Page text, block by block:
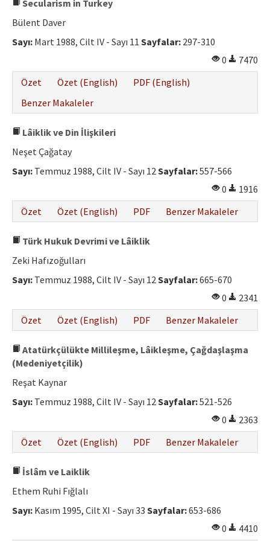
Secularism in Turkey
Bülent Daver
Sayı: Mart 1988, Cilt IV - Sayı 11 Sayfalar: 297-310
0
7470
Özet
Özet (English)
PDF (English)
Benzer Makaleler
Lâiklik ve Din İlişkileri
Neşet Çağatay
Sayı: Temmuz 1988, Cilt IV - Sayı 12Sayfalar:557-566
0
1916
Özet
Özet (English) PDF Benzer Makaleler
Türk Hukuk Devrimi ve Lâiklik
Zeki Hafızoğulları
Sayı: Temmuz 1988, Cilt IV - Sayı 12Sayfalar:665-670
0
2341
Özet
Özet (English) PDF Benzer Makaleler
Atatürkçülükte Millileşme, Lâikleşme, Çağdaşlaşma
(Medeniyetçilik)
Reşat Kaynar
Sayı: Temmuz 1988, Cilt IV - Sayı 12Sayfalar:521-526
0
2363
Özet
Özet (English) PDF Benzer Makaleler
İslâm ve Laiklik
Ethem Ruhi Fığlalı
Sayı: Kasım 1995, Cilt XI - Sayı 33 Sayfalar:653-686
0
4410